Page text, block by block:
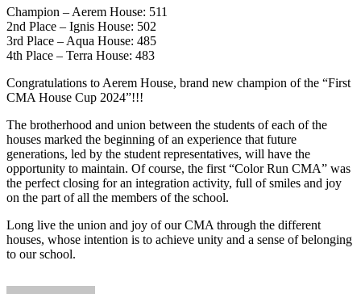
Champion – Aerem House: 511
2nd Place – Ignis House: 502
3rd Place – Aqua House: 485
4th Place – Terra House: 483
Congratulations to Aerem House, brand new champion of the “First
CMA House Cup 2024”!!!
The brotherhood and union between the students of each of the
houses marked the beginning of an experience that future
generations, led by the student representatives, will have the
opportunity to maintain. Of course, the first “Color Run CMA” was
the perfect closing for an integration activity, full of smiles and joy
on the part of all the members of the school.
Long live the union and joy of our CMA through the different
houses, whose intention is to achieve unity and a sense of belonging
to our school.